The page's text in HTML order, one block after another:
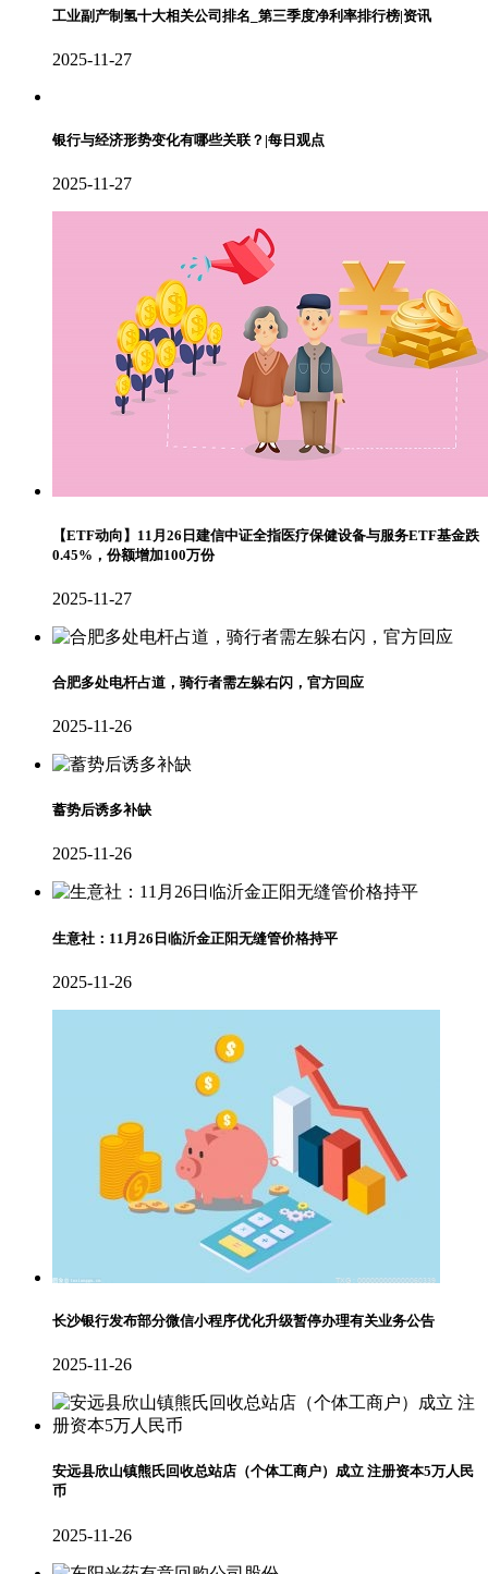
工业副产制氢十大相关公司排名_第三季度净利率排行榜|资讯
2025-11-27
银行与经济形势变化有哪些关联？|每日观点
2025-11-27
【ETF动向】11月26日建信中证全指医疗保健设备与服务ETF基金跌
0.45%，份额增加100万份
2025-11-27
合肥多处电杆占道，骑行者需左躲右闪，官方回应
2025-11-26
蓄势后诱多补缺
2025-11-26
生意社：11月26日临沂金正阳无缝管价格持平
2025-11-26
长沙银行发布部分微信小程序优化升级暂停办理有关业务公告
2025-11-26
安远县欣山镇熊氏回收总站店（个体工商户）成立 注册资本5万人民
币
2025-11-26